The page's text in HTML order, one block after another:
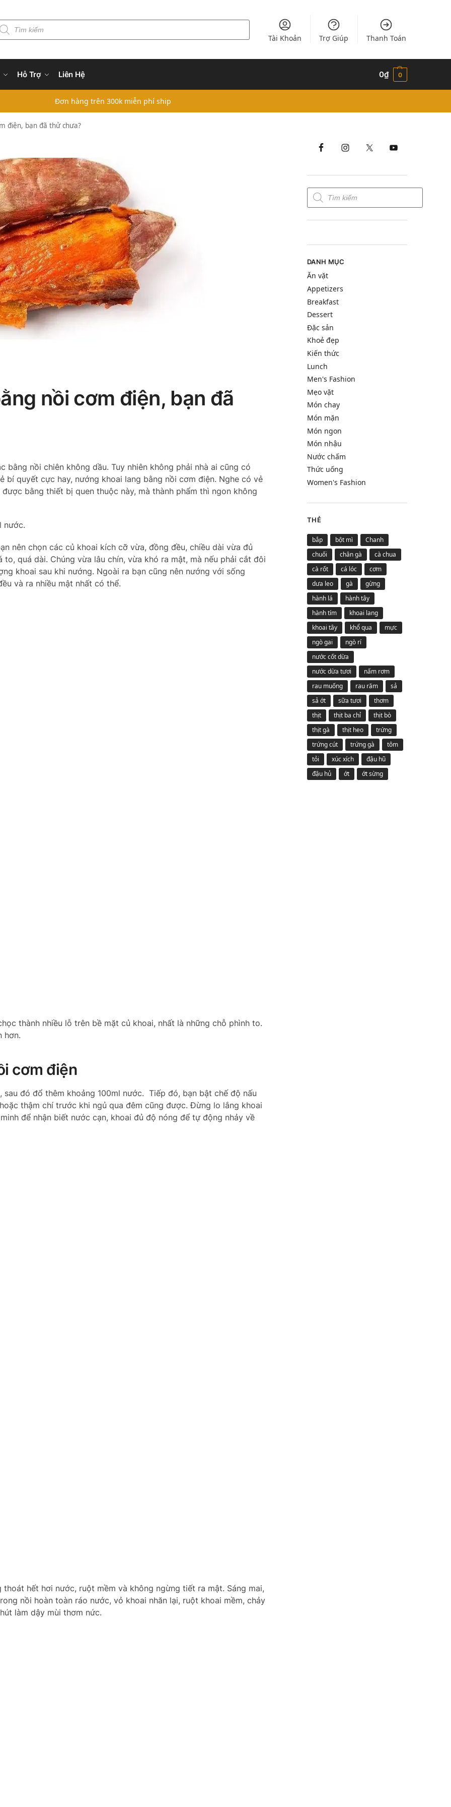
Tài Khoản Trợ Giúp Thanh Toán
Hỗ Trợ Liên Hệ 0₫ 0
Đơn hàng trên 300k miễn phí ship
điện, bạn đã thử chưa?
nồi cơm điện, bạn đã
nồi chiên không dầu. Tuy nhiên không phải nhà ai cũng có
bí quyết cực hay, nướng khoai lang bằng nồi cơm điện. Nghe có vẻ
bằng thiết bị quen thuộc này, mà thành phẩm thì ngon không
nước.
nên chọn các củ khoai kích cỡ vừa, đồng đều, chiều dài vừa đủ
quá dài. Chúng vừa lâu chín, vừa khó ra mật, mà nếu phải cắt đôi
khoai sau khi nướng. Ngoài ra bạn cũng nên nướng với sống
và ra nhiều mật nhất có thể.
thành nhiều lỗ trên bề mặt củ khoai, nhất là những chỗ phình to.
hơn.
cơm điện
sau đó đổ thêm khoảng 100ml nước. Tiếp đó, bạn bật chế độ nấu
thậm chí trước khi ngủ qua đêm cũng được. Đừng lo lắng khoai
để nhận biết nước cạn, khoai đủ độ nóng để tự động nhảy về
hết hơi nước, ruột mềm và không ngừng tiết ra mật. Sáng mai,
nồi hoàn toàn ráo nước, vỏ khoai nhăn lại, ruột khoai mềm, chảy
làm dậy mùi thơm nức.
DANH MỤC
Ăn vặt
Appetizers
Breakfast
Dessert
Đặc sản
Khoẻ đẹp
Kiến thức
Lunch
Men's Fashion
Mẹo vặt
Món chay
Món mặn
Món ngon
Món nhậu
Nước chấm
Thức uống
Women's Fashion
THẺ
bắp bột mì
Chanh
chuối
chân gà
cà chua
cà rốt
cá lóc
cơm
dưa leo
gà
gừng
hành lá
hành tây
hành tím
khoai lang
khoai tây
khổ qua
mực
ngò gai
ngò rí
nước cốt dừa
nước dừa tươi
nấm rơm
rau muống
rau răm
sả
sả ớt
sữa tươi
thơm
thịt
thịt ba chỉ
thịt bò
thịt gà
thịt heo
trứng
trứng cút
trứng gà
tôm
tỏi
xúc xích
đậu hũ
đậu hủ
ớt ớt sừng